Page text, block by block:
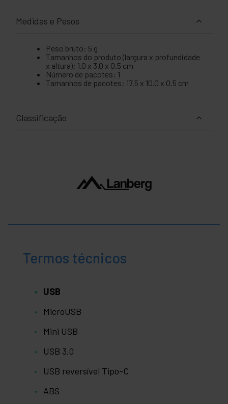
Medidas e Pesos
Peso bruto: 5 g
Tamanhos do produto (largura x profundidade
x altura): 1.0 x 3.0 x 0.5 cm
Número de pacotes: 1
Tamanhos de pacotes: 17.5 x 10.0 x 0.5 cm
Classificação
Termos técnicos
USB
MicroUSB
Mini USB
USB 3.0
USB reversível Tipo-C
ABS